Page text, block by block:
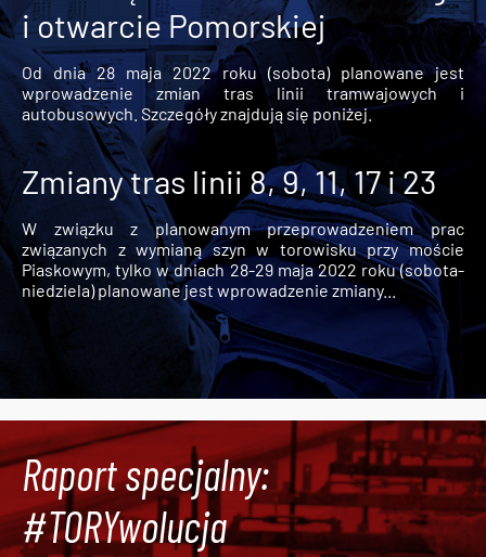
i otwarcie Pomorskiej
Od dnia 28 maja 2022 roku (sobota) planowane jest
wprowadzenie zmian tras linii tramwajowych i
autobusowych. Szczegóły znajdują się poniżej.
Zmiany tras linii 8, 9, 11, 17 i 23
W związku z planowanym przeprowadzeniem prac
związanych z wymianą szyn w torowisku przy moście
Piaskowym, tylko w dniach 28-29 maja 2022 roku (sobota-
niedziela) planowane jest wprowadzenie zmiany...
Raport specjalny:
#TORYwolucja